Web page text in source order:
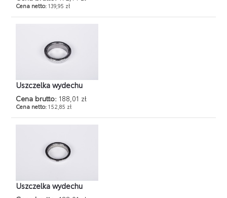
Cena netto:139,95 zł
Uszczelka wydechu
Cena brutto: 188,01 zł
Cena netto:152,85 zł
Uszczelka wydechu